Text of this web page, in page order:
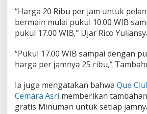
u
m
a
“Harga 20 Ribu per jam untuk
bermain mulai pukul 10.00 WIB
pukul 17.00 WIB,” Ujar Rico
“Pukul 17.00 WIB sampai dengan
harga per jamnya 25 ribu,”
Ia juga mengatakan bahwa Que
Cemara Asri memberikan
gratis Minuman untuk setiap